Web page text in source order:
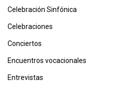
Celebración Sinfónica
Celebraciones
Conciertos
Encuentros vocacionales
Entrevistas